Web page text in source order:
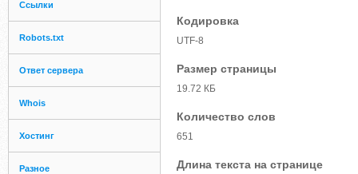
Ссылки
Robots.txt
Ответ сервера
Whois
Хостинг
Разное
Кодировка
UTF-8
Размер страницы
19.72 КБ
Количество слов
651
Длина текста на странице